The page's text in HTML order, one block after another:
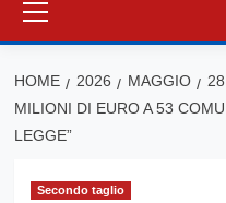
principale
HOME 2026 MAGGIO 28
MILIONI DI EURO A 53
LEGGE”
Secondo taglio